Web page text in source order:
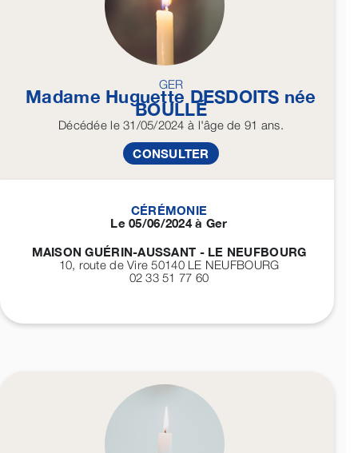
GER
Madame Huguette DESDOITS née
BOULLÉ
Décédéele 31/05/2024 à l'âge de 91 ans.
CONSULTER
CÉRÉMONIE
Le 05/06/2024 à Ger
MAISON GUÉRIN-AUSSANT - LE NEUFBOURG
10, route de Vire 50140 LE NEUFBOURG
02 33 51 77 60